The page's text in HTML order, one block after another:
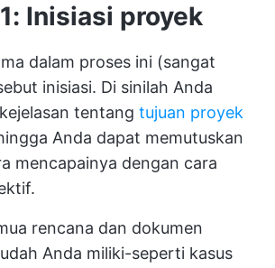
Inisiasi proyek
dalam proses ini (sangat
inisiasi. Di sinilah Anda
tentang tujuan proyek
Anda dapat memutuskan
mencapainya dengan cara
rencana dan dokumen
Anda miliki-seperti kasus